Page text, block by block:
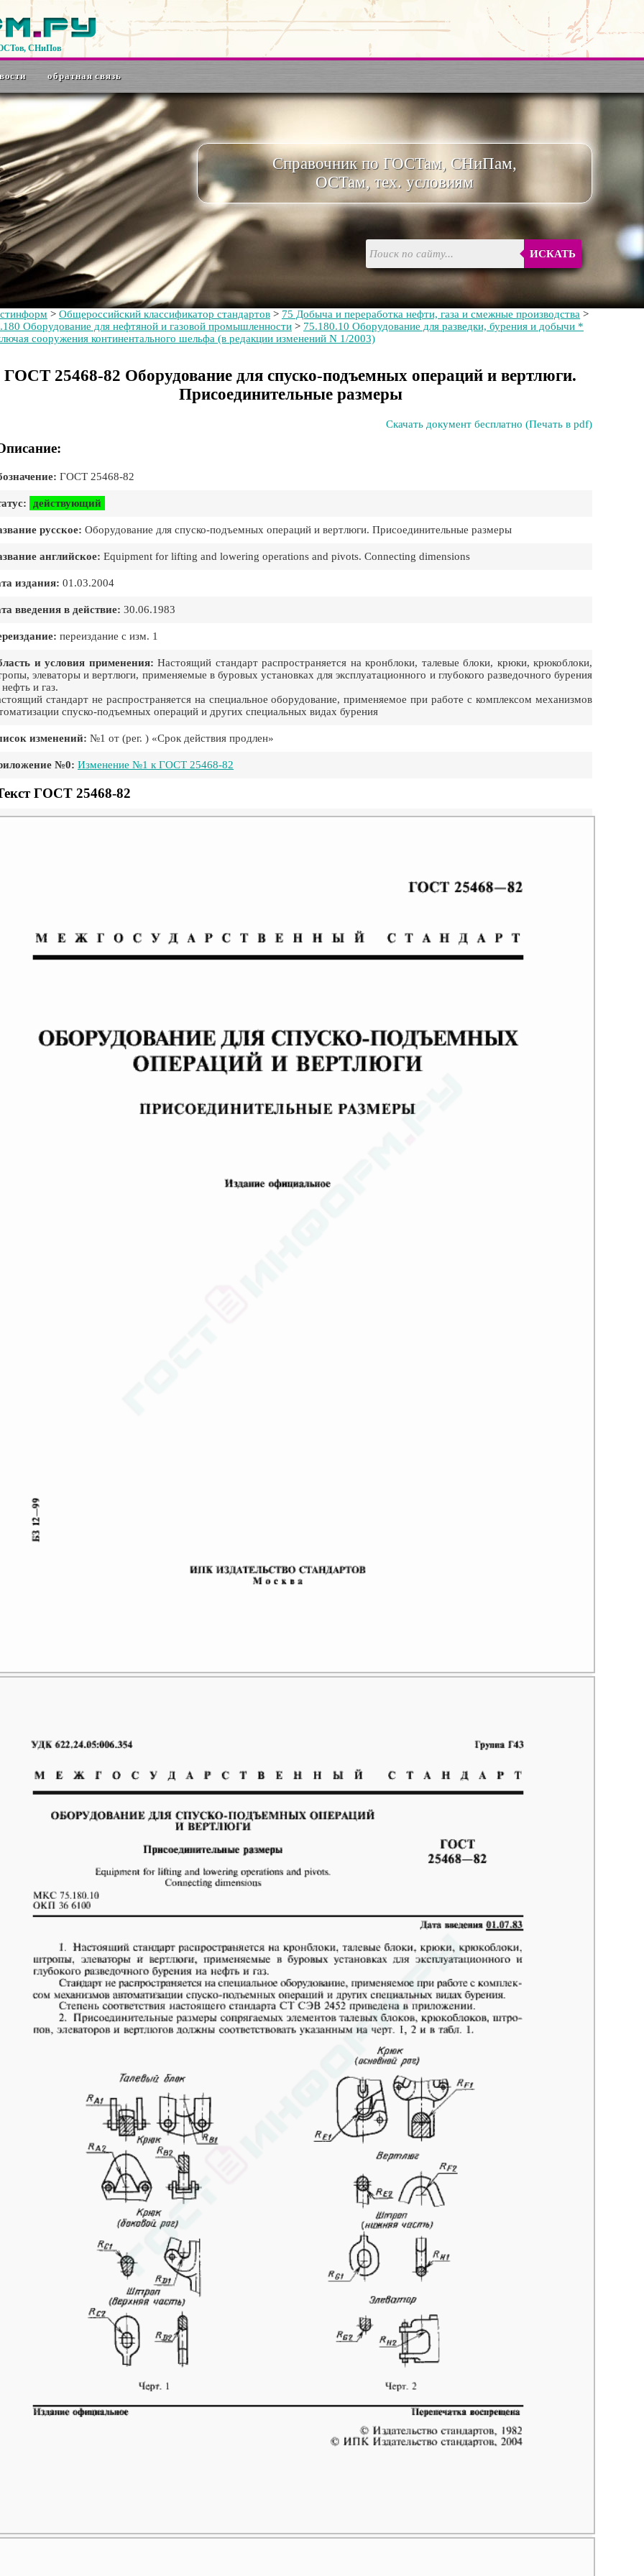
СНиПов
обратная связь
Справочник по ГОСТам, СНиПам,
ОСТам, тех. условиям
ИСКАТЬ
> Общероссийский классификатор стандартов > 75 Добыча и переработка нефти, газа и смежные производства >
Оборудование для нефтяной и газовой промышленности > 75.180.10 Оборудование для разведки, бурения и добычи *
сооружения континентального шельфа (в редакции изменений N 1/2003)
ГОСТ 25468-82 Оборудование для спуско-подъемных операций и вертлюги.
Присоединительные размеры
Скачать документ бесплатно (Печать в pdf)
ГОСТ 25468-82
действующий
русское: Оборудование для спуско-подъемных операций и вертлюги. Присоединительные размеры
английское: Equipment for lifting and lowering operations and pivots. Connecting dimensions
издания: 01.03.2004
введения в действие: 30.06.1983
переиздание с изм. 1
и условия применения: Настоящий стандарт распространяется на кронблоки, талевые блоки, крюки, крюкоблоки,
элеваторы и вертлюги, применяемые в буровых установках для эксплуатационного и глубокого разведочного бурения
и газ.
стандарт не распространяется на специальное оборудование, применяемое при работе с комплексом механизмов
спуско-подъемных операций и других специальных видах бурения
изменений: №1 от (рег. ) «Срок действия продлен»
№0: Изменение №1 к ГОСТ 25468-82
ГОСТ 25468-82